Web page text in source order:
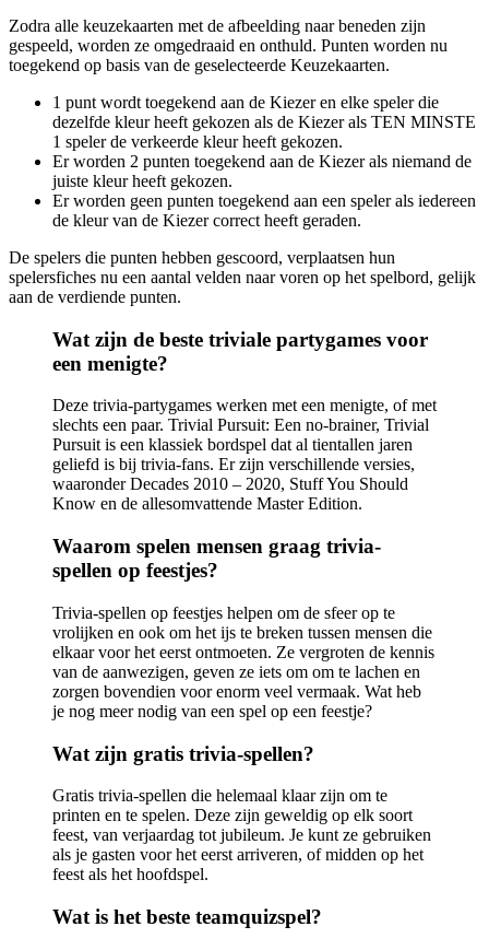
Zodra alle keuzekaarten met de afbeelding naar beneden zijn
gespeeld, worden ze omgedraaid en onthuld. Punten worden nu
toegekend op basis van de geselecteerde Keuzekaarten.
1 punt wordt toegekend aan de Kiezer en elke speler die
dezelfde kleur heeft gekozen als de Kiezer als TEN MINSTE
1 speler de verkeerde kleur heeft gekozen.
Er worden 2 punten toegekend aan de Kiezer als niemand de
juiste kleur heeft gekozen.
Er worden geen punten toegekend aan een speler als iedereen
de kleur van de Kiezer correct heeft geraden.
De spelers die punten hebben gescoord, verplaatsen hun
spelersfiches nu een aantal velden naar voren op het spelbord, gelijk
aan de verdiende punten.
Wat zijn de beste triviale partygames voor
een menigte?
Deze trivia-partygames werken met een menigte, of met
slechts een paar. Trivial Pursuit: Een no-brainer, Trivial
Pursuit is een klassiek bordspel dat al tientallen jaren
geliefd is bij trivia-fans. Er zijn verschillende versies,
waaronder Decades 2010 – 2020, Stuff You Should
Know en de allesomvattende Master Edition.
Waarom spelen mensen graag trivia-
spellen op feestjes?
Trivia-spellen op feestjes helpen om de sfeer op te
vrolijken en ook om het ijs te breken tussen mensen die
elkaar voor het eerst ontmoeten. Ze vergroten de kennis
van de aanwezigen, geven ze iets om om te lachen en
zorgen bovendien voor enorm veel vermaak. Wat heb
je nog meer nodig van een spel op een feestje?
Wat zijn gratis trivia-spellen?
Gratis trivia-spellen die helemaal klaar zijn om te
printen en te spelen. Deze zijn geweldig op elk soort
feest, van verjaardag tot jubileum. Je kunt ze gebruiken
als je gasten voor het eerst arriveren, of midden op het
feest als het hoofdspel.
Wat is het beste teamquizspel?